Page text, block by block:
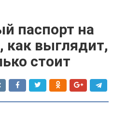
паспорт на
как выглядит,
стоит